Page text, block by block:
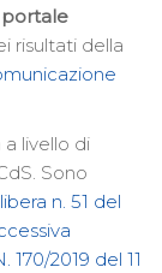
portale
risultati della
livello di
Sono
n. 51 del
2019 del 11